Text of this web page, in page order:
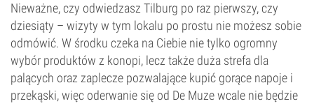
Nieważne, czy odwiedzasz Tilburg po raz pierwszy, czy
dziesiąty – wizyty w tym lokalu po prostu nie możesz sobie
odmówić. W środku czeka na Ciebie nie tylko ogromny
wybór produktów z konopi, lecz także duża strefa dla
palących oraz zaplecze pozwalające kupić gorące napoje i
przekąski, więc oderwanie się od De Muze wcale nie będzie